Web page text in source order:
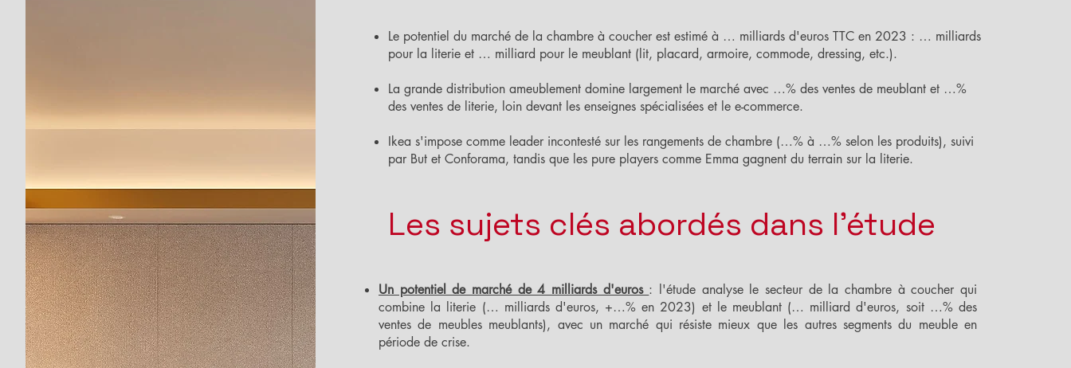
Le potentiel du marché de la chambre à coucher est estimé à … milliards d'euros TTC en 2023 : … milliards
pour la literie et … milliard pour le meublant (lit, placard, armoire, commode, dressing, etc.).
La grande distribution ameublement domine largement le marché avec …% des ventes de meublant et …%
des ventes de literie, loin devant les enseignes spécialisées et le e-commerce.
Ikea s'impose comme leader incontesté sur les rangements de chambre (…% à …% selon les produits), suivi
par But et Conforama, tandis que les pure players comme Emma gagnent du terrain sur la literie.
Les sujets clés abordés dans l'étude
Un potentiel de marché de 4 milliards d'euros : l'étude analyse le secteur de la chambre à coucher qui
combine la literie (… milliards d'euros, +…% en 2023) et le meublant (… milliard d'euros, soit …% des
ventes de meubles meublants), avec un marché qui résiste mieux que les autres segments du meuble en
période de crise.